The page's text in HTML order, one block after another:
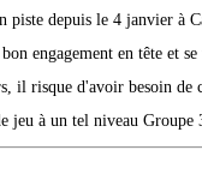
piste depuis le 4 janvier à
engagement en tête et
il risque d'avoir besoin
jeu à un tel niveau Groupe